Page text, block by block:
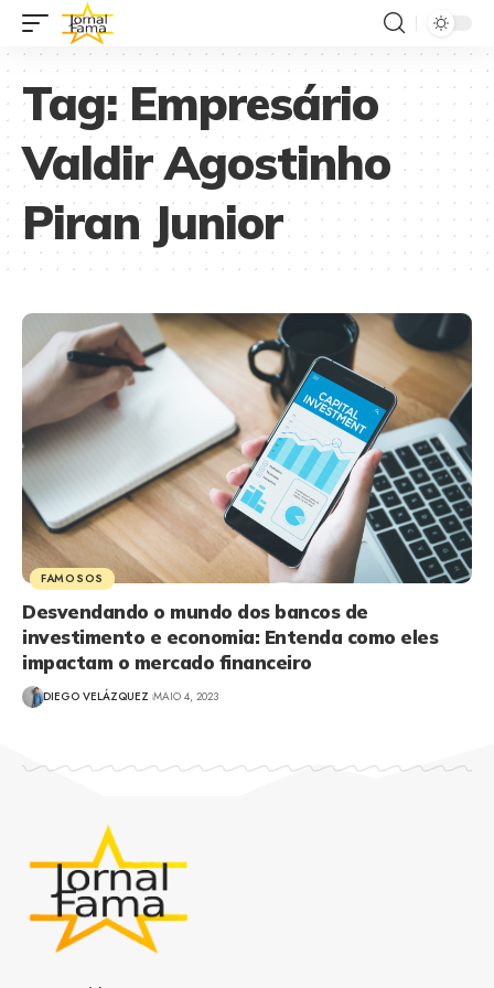
Tag:Empresário
Valdir Agostinho
Piran Junior
FAMOSOS
Desvendando o mundo dos bancos de
investimento e economia: Entenda como eles
impactam o mercado financeiro
DIEGO VELÁZQUEZ MAIO 4, 2023